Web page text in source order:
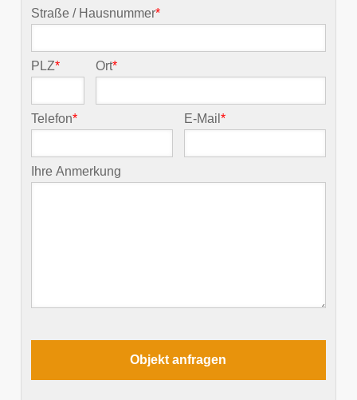
Straße / Hausnummer*
PLZ* Ort*
Telefon* E-Mail*
Ihre Anmerkung